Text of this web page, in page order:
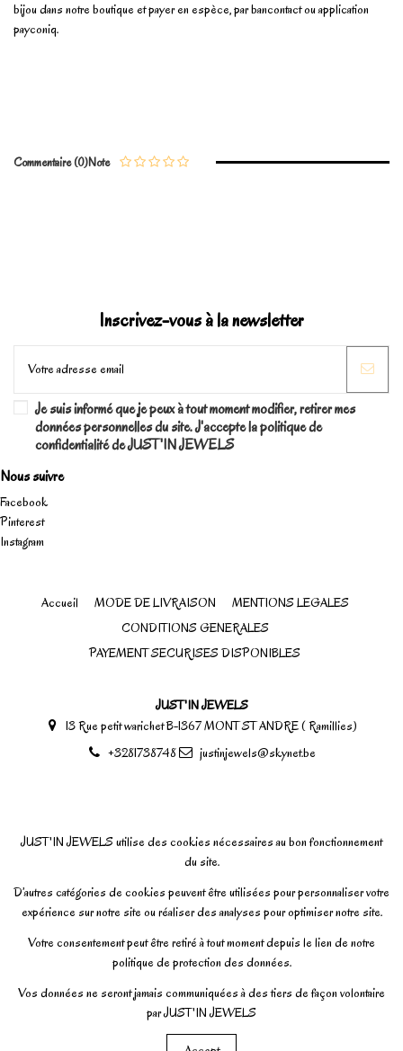
bijou dans notre boutique et payer en espèce, par bancontact ou application
payconiq.
Marque
Note
Commentaire (0)
Inscrivez-vous à la newsletter
Je suis informé que je peux à tout moment modifier, retirer mes
données personnelles du site. J'accepte la politique de
confidentialité de JUST'IN JEWELS
Nous suivre
Facebook
Pinterest
Instagram
Accueil MODE DE LIVRAISON
MENTIONS LEGALES
CONDITIONS GENERALES
PAYEMENT SECURISES DISPONIBLES
JUST'IN JEWELS
13 Rue petit warichet B-1367 MONT ST ANDRE ( Ramillies)
+3281738748
justinjewels@skynet.be
JUST'IN JEWELS utilise des cookies nécessaires au bon fonctionnement
du site.
D’autres catégories de cookies peuvent être utilisées pour personnaliser votre
expérience sur notre site ou réaliser des analyses pour optimiser notre site.
Votre consentement peut être retiré à tout moment depuis le lien de notre
politique de protection des données.
Vos données ne seront jamais communiquées à des tiers de façon volontaire
par JUST'IN JEWELS